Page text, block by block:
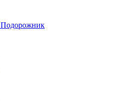
Подорожник